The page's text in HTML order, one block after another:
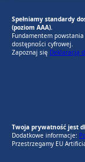
Spełniamy standardy
(poziom AAA).
Fundamentem
dostępności cyfrowej.
Zapoznaj się Deklaracją
Twoja prywatność jest
Dodatkowe informacje:
Przestrzegamy EU